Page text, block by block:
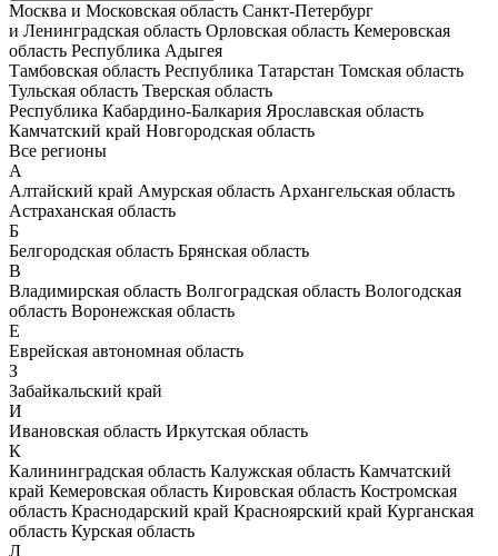
Москва и Московская область Санкт-Петербург
и Ленинградская область Орловская область Кемеровская
область Республика Адыгея
Тамбовская область Республика Татарстан Томская область
Тульская область Тверская область
Республика Кабардино-Балкария Ярославская область
Камчатский край Новгородская область
Все регионы
А
Алтайский край Амурская область Архангельская область
Астраханская область
Б
Белгородская область Брянская область
В
Владимирская область Волгоградская область Вологодская
область Воронежская область
Е
Еврейская автономная область
З
Забайкальский край
И
Ивановская область Иркутская область
К
Калининградская область Калужская область Камчатский
край Кемеровская область Кировская область Костромская
область Краснодарский край Красноярский край Курганская
область Курская область
Л